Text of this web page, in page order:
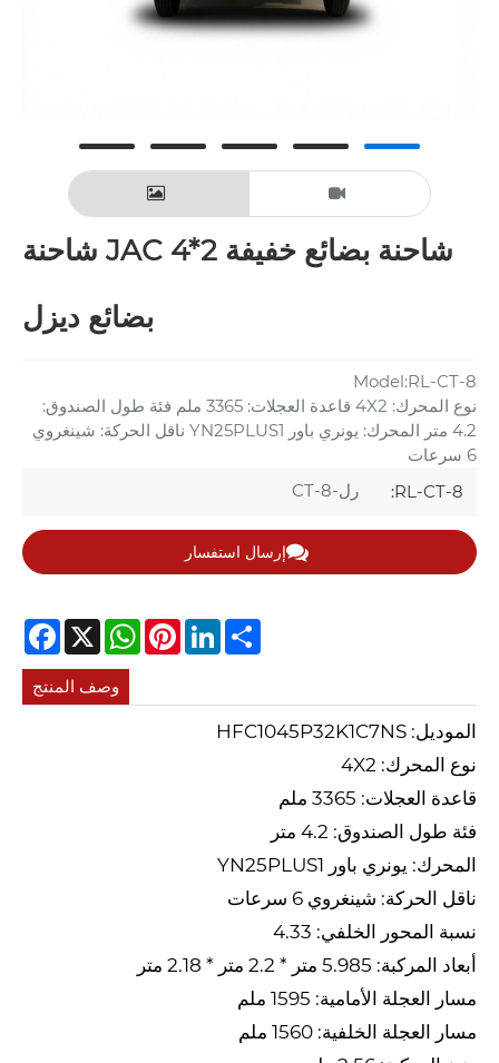
شاحنة بضائع خفيفة JAC 4*2 شاحنة
بضائع ديزل
Model:RL-CT-8
نوع المحرك: 4X2 قاعدة العجلات: 3365 ملم فئة طول الصندوق:
4.2 متر المحرك: يونري باور YN25PLUS1 ناقل الحركة: شينغروي
6 سرعات
RL-CT-8:
رل-CT-8
إرسال استفسار
X
WhatsAppPinterestLinkedInShare
وصف المنتج
الموديل: HFC1045P32K1C7NS
نوع المحرك: 4X2
قاعدة العجلات: 3365 ملم
فئة طول الصندوق: 4.2 متر
المحرك: يونري باور YN25PLUS1
ناقل الحركة: شينغروي 6 سرعات
نسبة المحور الخلفي: 4.33
أبعاد المركبة: 5.985 متر * 2.2 متر * 2.18 متر
مسار العجلة الأمامية: 1595 ملم
مسار العجلة الخلفية: 1560 ملم